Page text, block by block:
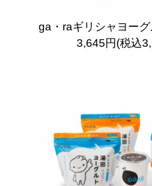
ga・raギリシャヨー
3,645円(税込